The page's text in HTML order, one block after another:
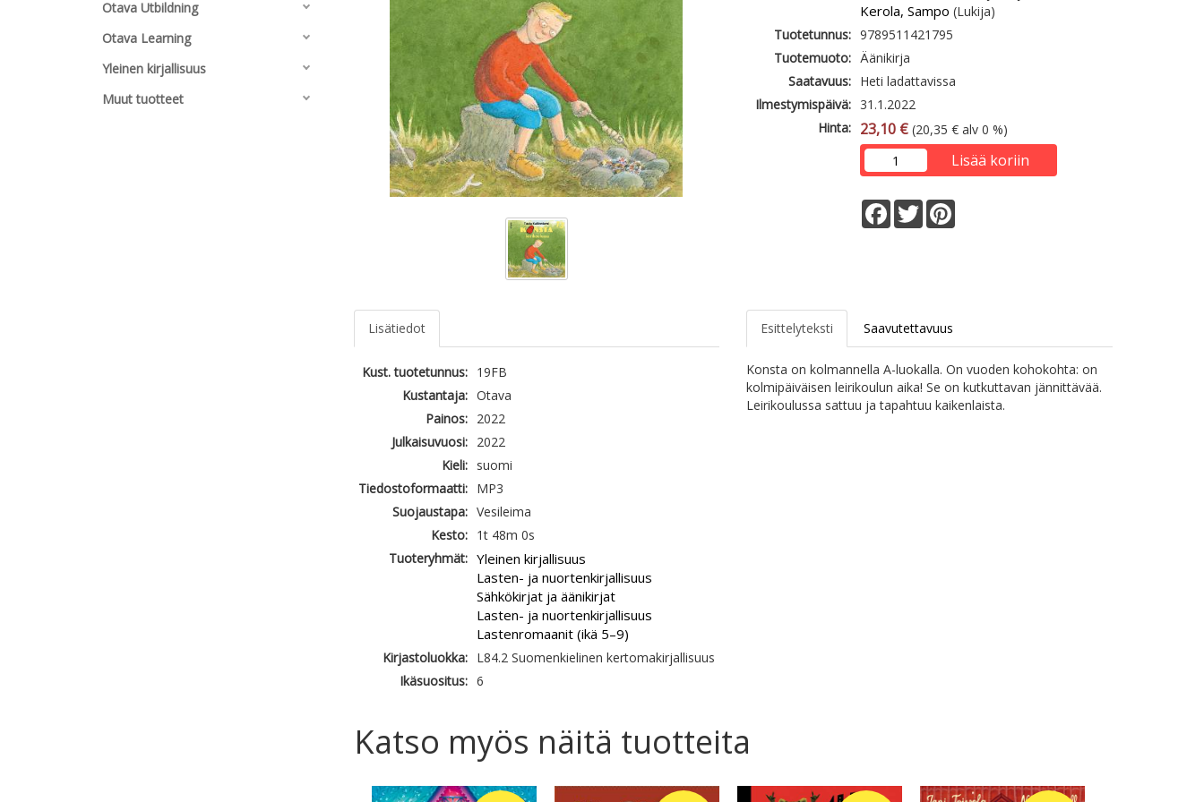
Otava Utbildning
Otava Learning
Yleinen kirjallisuus
Muut tuotteet
Kerola, Sampo (Lukija)
Tuotetunnus: 9789511421795
Tuotemuoto: Äänikirja
Saatavuus: Heti ladattavissa
Ilmestymispäivä: 31.1.2022
Hinta: 23,10 € (20,35 € alv 0 %)
Lisää koriin
Facebook
Twitter
Lisätiedot
Kust. tuotetunnus:
19FB
Kustantaja: Otava
Painos:
2022
Julkaisuvuosi:
2022
Kieli:
suomi
Tiedostoformaatti:
MP3
Suojaustapa: Vesileima
Kesto:
1t 48m 0s
Tuoteryhmät: Yleinen kirjallisuus
Lasten- ja nuortenkirjallisuus
Sähkökirjat ja äänikirjat
Lasten- ja nuortenkirjallisuus
Lastenromaanit (ikä 5–9)
Kirjastoluokka:
L84.2 Suomenkielinen kertomakirjallisuus
Ikäsuositus: 6
Esittelyteksti Saavutettavuus
Konsta on kolmannella A-luokalla. On vuoden kohokohta: on
kolmipäiväisen leirikoulun aika! Se on kutkuttavan jännittävää.
Leirikoulussa sattuu ja tapahtuu kaikenlaista.
Katso myös näitä tuotteita